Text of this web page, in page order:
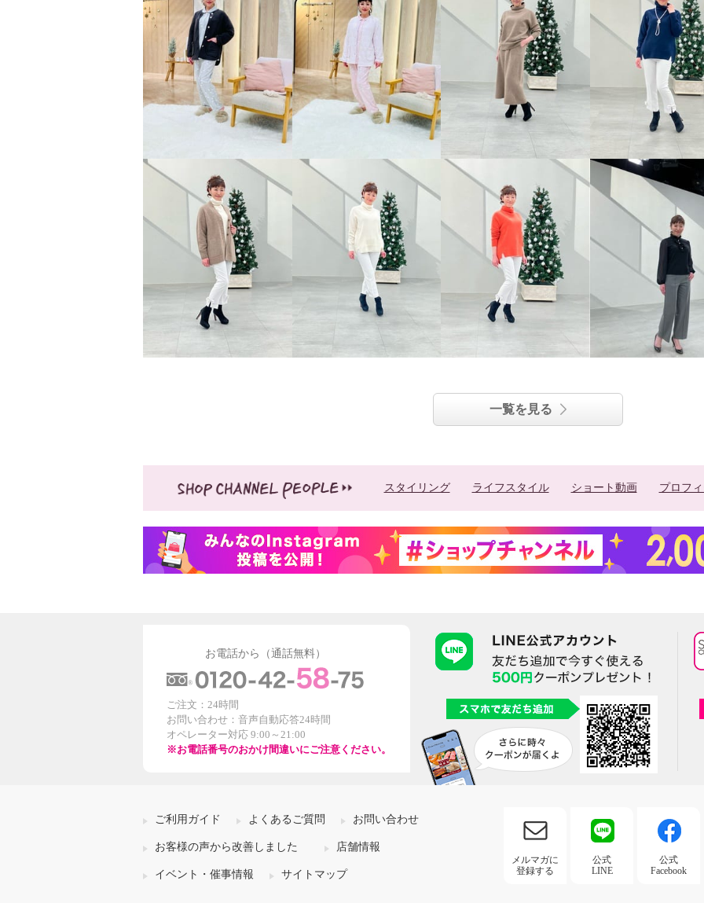
一覧を見る
スタイリング ライフスタイル ショート動画 プロフ
お電話から（通話無料）
ご注文：24時間
お問い合わせ：音声自動応答24時間
オペレーター対応 9:00～21:00
※お電話番号のおかけ間違いにご注意ください。
ご利用ガイド よくあるご質問 お問い合わせ
お客様の声から改善しました 店舗情報
イベント・催事情報 サイトマップ
メルマガに
登録する
公式
LINE
公式
Facebook